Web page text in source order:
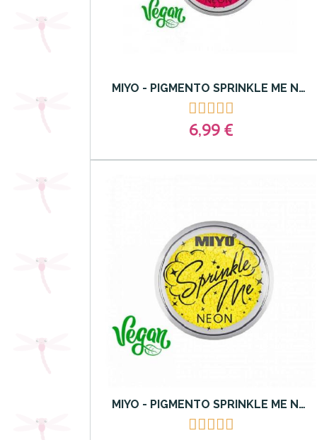
MIYO - PIGMENTO SPRINKLE ME NEON MIYO 20 Pink Panther

6,99 €
MIYO - PIGMENTO SPRINKLE ME NEON MIYO 19 THAI LIME
